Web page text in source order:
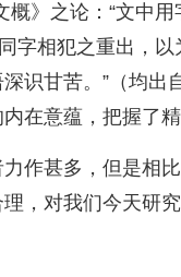
》之论：“文中
字相犯之重出，
识甘苦。”（均出
在意蕴，把握了精
作甚多，但是相
，对我们今天研